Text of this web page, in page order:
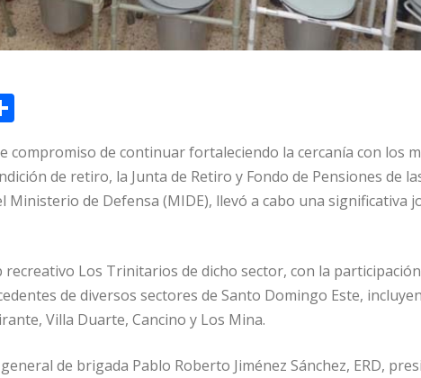
m
p
r
compromiso de continuar fortaleciendo la cercanía con los
de retiro, la Junta de Retiro y Fondo de Pensiones de
Ministerio de Defensa (MIDE), llevó a cabo una significativa
recreativo Los Trinitarios de dicho sector, con la
de diversos sectores de Santo Domingo Este,
Villa Duarte, Cancino y Los Mina.
de brigada Pablo Roberto Jiménez Sánchez, ERD,